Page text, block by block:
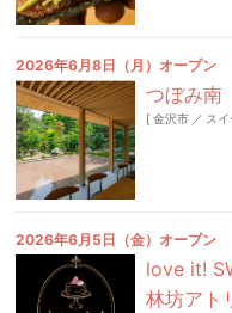
2026年6月8日（月）オープン
つぼみ南
[金沢市 ／ ス
2026年6月5日（金）オープン
love it!
林坊アト